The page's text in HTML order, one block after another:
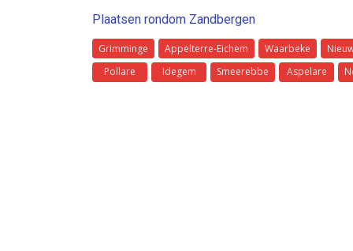
Plaatsen rondom Zandbergen
Grimminge Appelterre-Eichem Waarbeke
Pollare
Idegem Smeerebbe Aspelare